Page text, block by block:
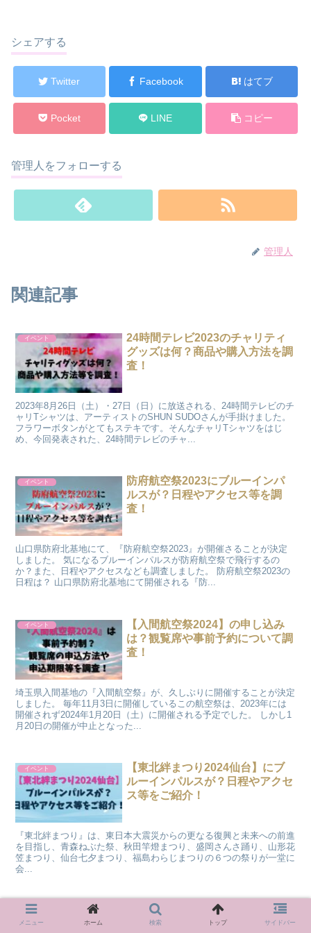
シェアする
Twitter Facebook はてブ
Pocket LINE コピー
管理人をフォローする
管理人
関連記事
イベント
24時間テレビ2023のチャリティ
グッズは何？商品や購入方法を調
査！
2023年8月26日（土）・27日（日）に放送される、24時間テレビのチ
ャリTシャツは、アーティストのSHUN SUDOさんが手掛けました。
フラワーボタンがとてもステキです。そんなチャリTシャツをはじ
め、今回発表された、24時間テレビのチャ...
イベント
防府航空祭2023にブルーインパ
ルスが？日程やアクセス等を調
査！
山口県防府北基地にて、『防府航空祭2023』が開催さることが決定
しました。 気になるブルーインパルスが防府航空祭で飛行するの
か？また、日程やアクセスなども調査しました。 防府航空祭2023の
日程は？ 山口県防府北基地にて開催される『防...
イベント
【入間航空祭2024】の申し込み
は？観覧席や事前予約について調
査！
埼玉県入間基地の『入間航空祭』が、久しぶりに開催することが決定
しました。 毎年11月3日に開催しているこの航空祭は、2023年には
開催されず2024年1月20日（土）に開催される予定でした。 しかし1
月20日の開催が中止となった...
イベント
【東北絆まつり2024仙台】にブ
ルーインパルスが？日程やアクセ
ス等をご紹介！
『東北絆まつり』は、東日本大震災からの更なる復興と未来への前進
を目指し、青森ねぶた祭、秋田竿燈まつり、盛岡さんさ踊り、山形花
笠まつり、仙台七夕まつり、福島わらじまつりの６つの祭りが一堂に
会...
イベント
18/40のロケ地の展示イベントと
は？アクセスや開催期間を調査！
メニュー ホーム 検索 トップ サイドバー